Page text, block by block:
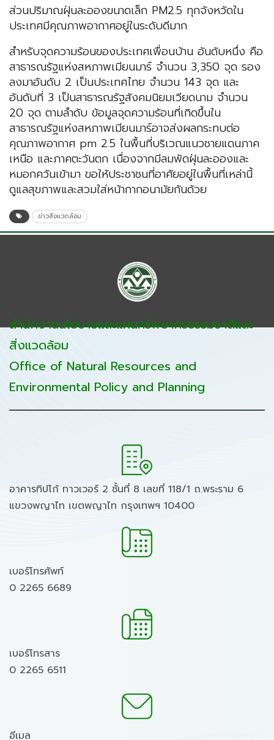
ส่วนปริมาณฝุ่นละอองขนาดเล็ก PM2.5 ทุกจังหวัดใน
ประเทศมีคุณภาพอากาศอยู่ในระดับดีมาก
สำหรับจุดความร้อนของประเทศเพื่อนบ้าน อันดับหนึ่ง คือ
สาธารณรัฐแห่งสหภาพเมียนมาร์ จำนวน 3,350 จุด รอง
ลงมาอันดับ 2 เป็นประเทศไทย จำนวน 143 จุด และ
อันดับที่ 3 เป็นสาธารณรัฐสังคมนิยมเวียดนาม จำนวน
20 จุด ตามลำดับ ข้อมูลจุดความร้อนที่เกิดขึ้นใน
สาธารณรัฐแห่งสหภาพเมียนมาร์อาจส่งผลกระทบต่อ
คุณภาพอากาศ pm 2.5 ในพื้นที่บริเวณแนวชายแดนภาค
เหนือ และภาคตะวันตก เนื่องจากมีลมพัดฝุ่นละอองและ
หมอกควันเข้ามา ขอให้ประชาชนที่อาศัยอยู่ในพื้นที่เหล่านี้
ดูแลสุขภาพและสวมใส่หน้ากากอนามัยกันด้วย
ข่าวสิ่งแวดล้อม
สำนักงานนโยบายและแผนทรัพยากรธรรมชาติและ
สิ่งแวดล้อม
Office of Natural Resources and
Environmental Policy and Planning
อาคารทิปโก้ ทาวเวอร์ 2 ชั้นที่ 8 เลขที่ 118/1 ถ.พระราม 6
แขวงพญาไท เขตพญาไท กรุงเทพฯ 10400
เบอร์โทรศัพท์
0 2265 6689
เบอร์โทรสาร
0 2265 6511
อีเมล